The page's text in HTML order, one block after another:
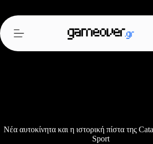
περιεχόμενο
Νέα αυτοκίνητα και η ιστορική πίστα της
Sport